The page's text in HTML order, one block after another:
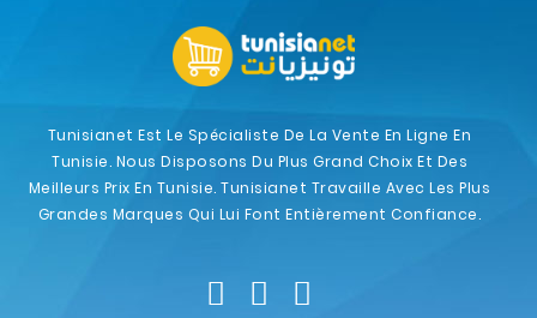
Tunisianet Est Le Spécialiste De La Vente En Ligne En
Tunisie. Nous Disposons Du Plus Grand Choix Et Des
Meilleurs Prix En Tunisie. Tunisianet Travaille Avec Les Plus
Grandes Marques Qui Lui Font Entièrement Confiance.